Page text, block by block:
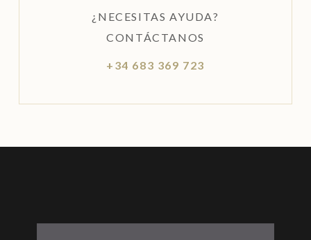
¿NECESITAS AYUDA?
CONTÁCTANOS
+34 683 369 723